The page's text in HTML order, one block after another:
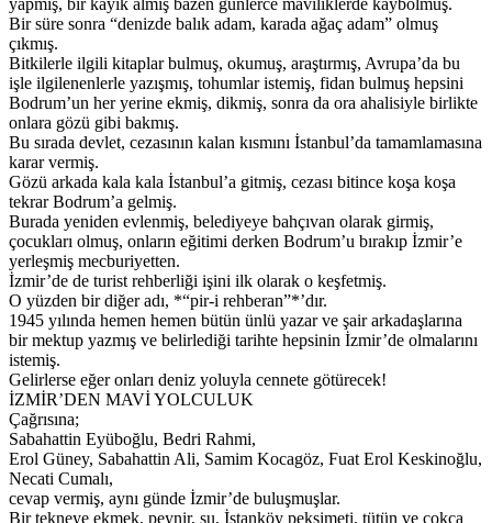
yapmış, bir kayık almış bazen günlerce maviliklerde kaybolmuş.
Bir süre sonra “denizde balık adam, karada ağaç adam” olmuş
çıkmış.
Bitkilerle ilgili kitaplar bulmuş, okumuş, araştırmış, Avrupa’da bu
işle ilgilenenlerle yazışmış, tohumlar istemiş, fidan bulmuş hepsini
Bodrum’un her yerine ekmiş, dikmiş, sonra da ora ahalisiyle birlikte
onlara gözü gibi bakmış.
Bu sırada devlet, cezasının kalan kısmını İstanbul’da tamamlamasına
karar vermiş.
Gözü arkada kala kala İstanbul’a gitmiş, cezası bitince koşa koşa
tekrar Bodrum’a gelmiş.
Burada yeniden evlenmiş, belediyeye bahçıvan olarak girmiş,
çocukları olmuş, onların eğitimi derken Bodrum’u bırakıp İzmir’e
yerleşmiş mecburiyetten.
İzmir’de de turist rehberliği işini ilk olarak o keşfetmiş.
O yüzden bir diğer adı, *“pir-i rehberan”*’dır.
1945 yılında hemen hemen bütün ünlü yazar ve şair arkadaşlarına
bir mektup yazmış ve belirlediği tarihte hepsinin İzmir’de olmalarını
istemiş.
Gelirlerse eğer onları deniz yoluyla cennete götürecek!
İZMİR’DEN MAVİ YOLCULUK
Çağrısına;
Sabahattin Eyüboğlu, Bedri Rahmi,
Erol Güney, Sabahattin Ali, Samim Kocagöz, Fuat Erol Keskinoğlu,
Necati Cumalı,
cevap vermiş, aynı günde İzmir’de buluşmuşlar.
Bir tekneye ekmek, peynir, su, İstanköy peksimeti, tütün ve çokça